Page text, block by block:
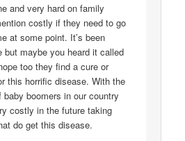
and very hard on family
costly if they need to go
at some point. It’s been
but maybe you heard it called
too they find a cure or
this horrific disease. With the
baby boomers in our country
costly in the future taking
do get this disease.